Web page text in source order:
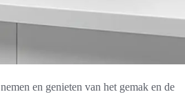
en genieten van het gemak en de